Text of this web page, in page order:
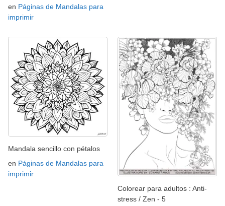
en Páginas de Mandalas para
imprimir
Mandala sencillo con pétalos
en Páginas de Mandalas para
imprimir
Colorear para adultos : Anti-
stress / Zen - 5